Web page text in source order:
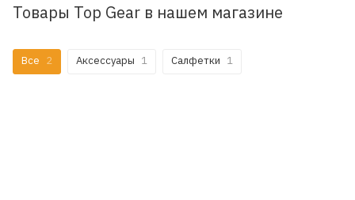
Товары Top Gear в нашем магазине
Все 2 Аксессуары 1 Салфетки 1